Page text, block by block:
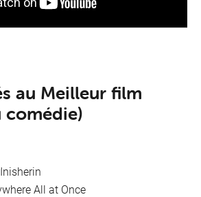
au Meilleur film
comédie)
All at Once